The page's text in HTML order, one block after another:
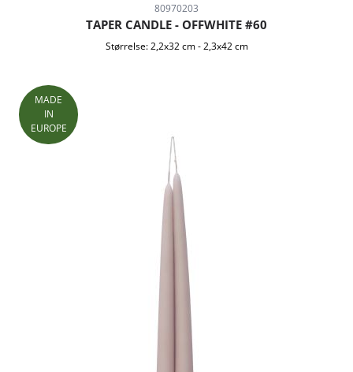
80970203
TAPER CANDLE - OFFWHITE #60
Størrelse: 2,2x32 cm -2,3x42 cm
MADE
IN
EUROPE